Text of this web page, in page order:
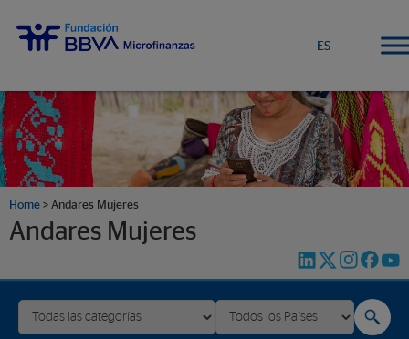
ES
Home > Andares Mujeres
Andares Mujeres